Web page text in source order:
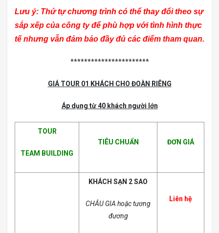
Lưu ý: Thứ tự chương trình có thể thay đổi theo sự
sắp xếp của công ty để phù hợp với tình hình thực
tế nhưng vẫn đảm bảo đầy đủ các điểm tham quan.
***********************
GIÁ TOUR 01 KHÁCH CHO ĐOÀN RIÊNG
Áp dụng từ 40 khách người lớn
TOUR
TEAM BUILDING
TIÊU CHUẨN ĐƠN GIÁ
KHÁCH SẠN 2 SAO
CHÂU GIA hoặc tương
đương
Liên hệ